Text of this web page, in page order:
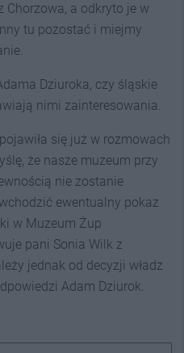
Chorzowa, a odkryto je w
tu pozostać i miejmy
Dziuroka, czy śląskie
nimi zainteresowania.
się już w rozmowach
że nasze muzeum przy
nie zostanie
ewentualny pokaz
w Muzeum Żup
pani Sonia Wilk z
jednak od decyzji władz
Adam Dziurok.